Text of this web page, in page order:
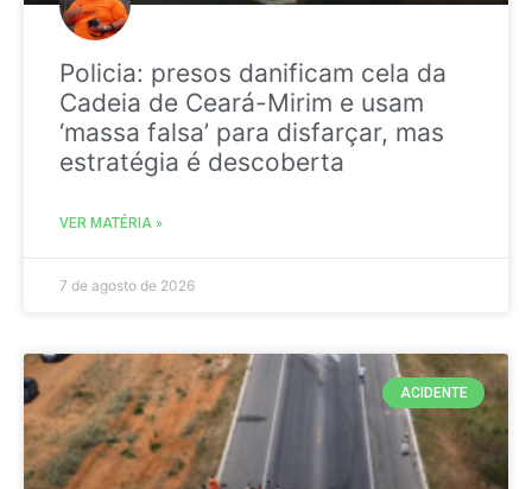
Policia: presos danificam cela da
Cadeia de Ceará-Mirim e usam
‘massa falsa’ para disfarçar, mas
estratégia é descoberta
VER MATÉRIA »
7 de agosto de 2026
ACIDENTE